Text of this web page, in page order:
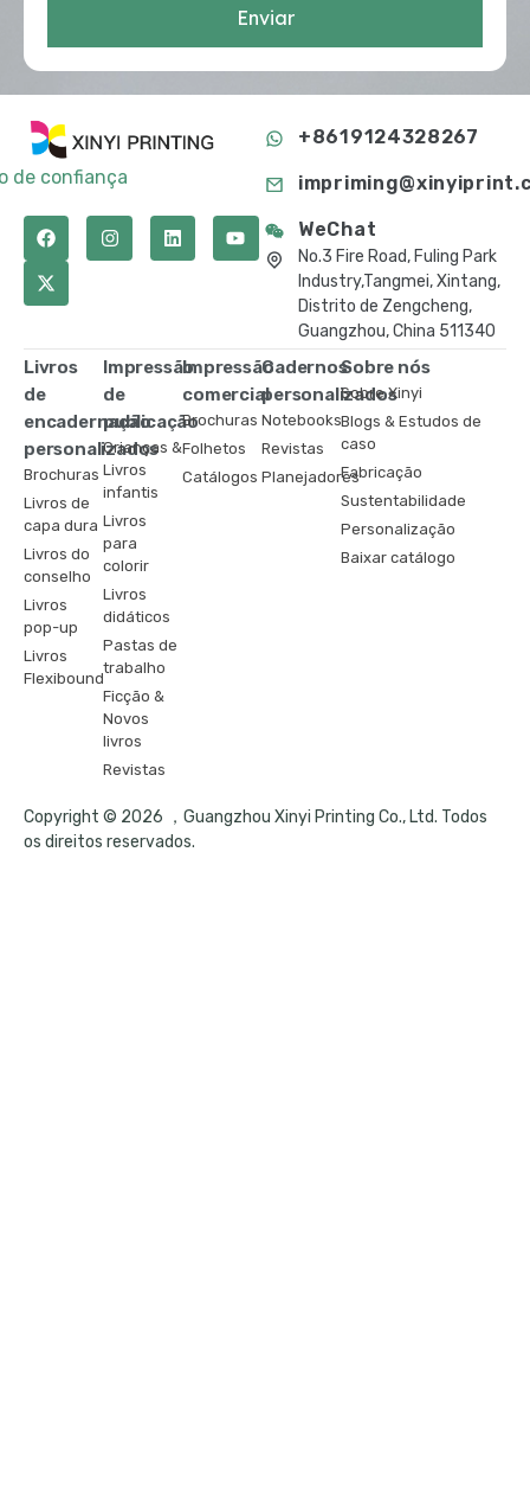
Enviar
de confiança
+8619124328267
WeChat
No.3 Fire Road, Fuling Park
Industry,Tangmei, Xintang,
Distrito de Zengcheng,
Guangzhou, China 511340
Livros
de
encadernação
personalizados
Brochuras
Livros de
capa dura
Livros do
conselho
Livros
pop-up
Livros
Flexibound
Impressão
de
publicação
Crianças &
Livros
infantis
Livros
para
colorir
Livros
didáticos
Pastas de
trabalho
Ficção &
Novos
livros
Revistas
Impressão
comercial
Brochuras
Folhetos
Catálogos
Cadernos
personalizados
Notebooks
Revistas
Planejadores
Sobre nós
Sobre Xinyi
Blogs & Estudos de
caso
Fabricação
Sustentabilidade
Personalização
Baixar catálogo
Copyright © 2026 ，Guangzhou Xinyi Printing Co., Ltd. Todos
os direitos reservados.